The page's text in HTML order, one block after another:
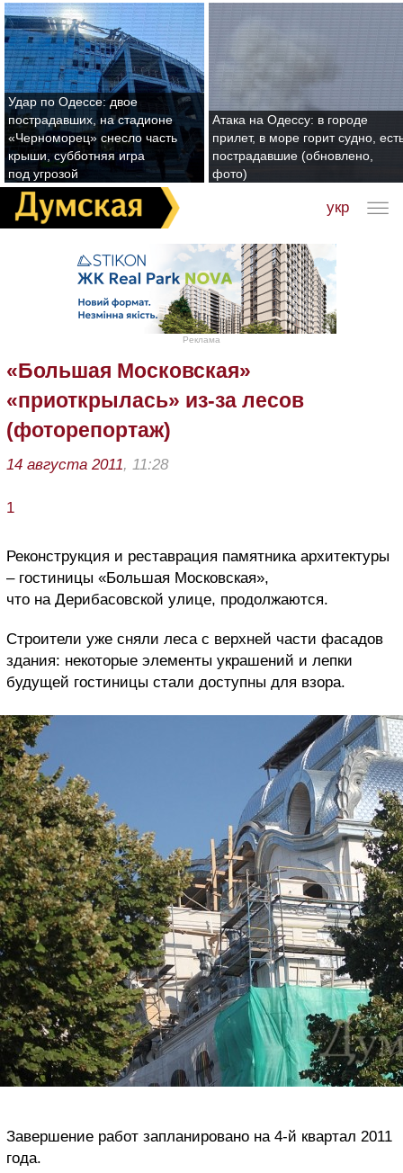
Удар по Одессе: двое
пострадавших, на стадионе
«Черноморец» снесло часть
крыши, субботняя игра
под угрозой
Атака на Одессу: в городе
прилет, в море горит судно,
пострадавшие (обновлено,
фото)
укр
Реклама
«Большая Московская»
«приоткрылась» из-за лесов
(фоторепортаж)
14 августа 2011, 11:28
1
Реконструкция и реставрация памятника архитектуры
– гостиницы «Большая Московская»,
что на Дерибасовской улице, продолжаются.
Строители уже сняли леса с верхней части фасадов
здания: некоторые элементы украшений и лепки
будущей гостиницы стали доступны для взора.
Завершение работ запланировано на 4-й квартал 2011
года.